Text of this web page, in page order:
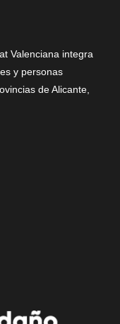
Valenciana integra
y personas
de Alicante,